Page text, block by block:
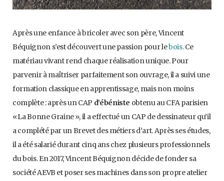
Après une enfance à bricoler avec son père, Vincent
Béquignon s’est découvert une passion pour lebois.Ce
matériau vivant rend chaque réalisation unique. Pour
parvenir à maîtriser parfaitement son ouvrage, il a suivi une
formation classique en apprentissage, mais non moins
complète : après un CAP d’ébéniste obtenu au CFA parisien
« La Bonne Graine », il a effectué un CAP de dessinateur qu’il
a complété par un Brevet des métiers d’art. Après ses études,
il a été salarié durant cinq ans chez plusieurs professionnels
du bois. En 2017, Vincent Béquignon décide de fonder sa
société AEVB et poser ses machines dans son propre atelier